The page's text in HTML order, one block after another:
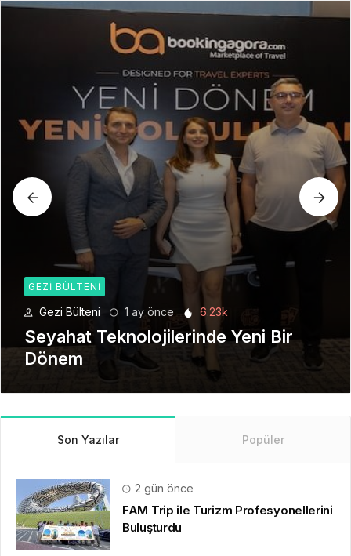
GEZI BÜLTENI
Gezi Bülteni 1 ay önce 6.23k
Seyahat Teknolojilerinde Yeni Bir
Dönem
Son Yazılar Popüler
2 gün önce
FAM Trip ile Turizm Profesyonellerini
Buluşturdu